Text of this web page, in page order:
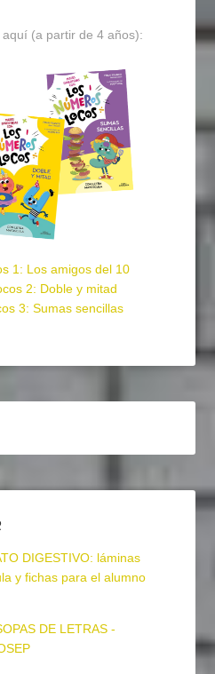
(a partir de 4 años):
1: Los amigos del 10
2: Doble y mitad
3: Sumas sencillas
DIGESTIVO: láminas
y fichas para el alumno
DE LETRAS -